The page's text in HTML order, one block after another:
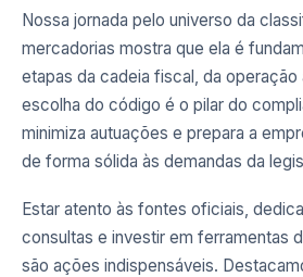
Nossa jornada pelo universo da
mercadorias mostra que ela é
etapas da cadeia fiscal, da operação
escolha do código é o pilar do
minimiza autuações e prepara a
de forma sólida às demandas da
Estar atento às fontes oficiais,
consultas e investir em ferramentas
são ações indispensáveis.